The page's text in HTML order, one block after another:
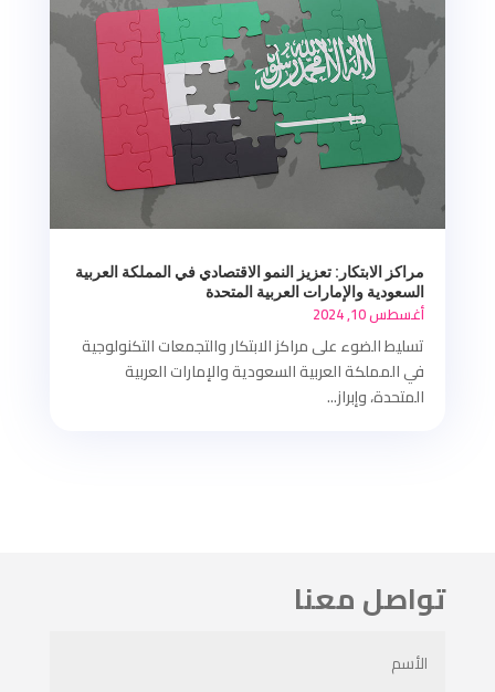
مراكز الابتكار: تعزيز النمو الاقتصادي في المملكة العربية
السعودية والإمارات العربية المتحدة
أغسطس 10, 2024
تسليط الضوء على مراكز الابتكار والتجمعات التكنولوجية
في المملكة العربية السعودية والإمارات العربية
المتحدة، وإبراز...
تواصل معنا